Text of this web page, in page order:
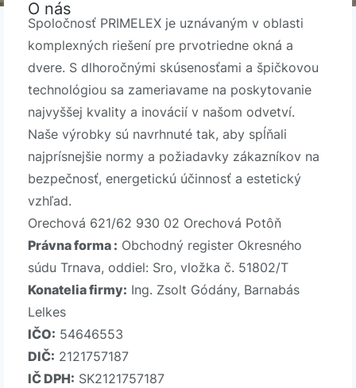
O nás
Spoločnosť PRIMELEX je uznávaným v oblasti
komplexných riešení pre prvotriedne okná a
dvere. S dlhoročnými skúsenosťami a špičkovou
technológiou sa zameriavame na poskytovanie
najvyššej kvality a inovácií v našom odvetví.
Naše výrobky sú navrhnuté tak, aby spĺňali
najprísnejšie normy a požiadavky zákazníkov na
bezpečnosť, energetickú účinnosť a estetický
vzhľad.
Orechová 621/62 930 02 Orechová Potôň
Právna forma : Obchodný register Okresného
súdu Trnava, oddiel: Sro, vložka č. 51802/T
Konatelia firmy: Ing. Zsolt Gódány, Barnabás
Lelkes
IČO: 54646553
DIČ: 2121757187
IČ DPH: SK2121757187